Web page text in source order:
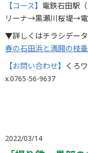
【コース】 電鉄石田駅
リーナ→黒瀬川桜堤→
▼詳しくはチラシデータ
春の石田浜と満開の枝
【お問い合わせ】 くろ
x.0765-56-9637
2022/03/14